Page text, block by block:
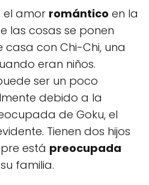
el amor romántico en la
las cosas se ponen
casa con Chi-Chi, una
eran niños.
ser un poco
debido a la
de Goku, el
Tienen dos hijos
está preocupada
familia.